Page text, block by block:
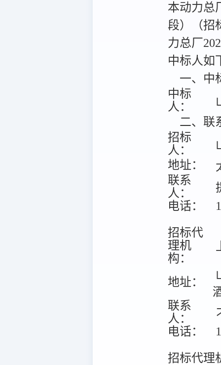
本动力总
段）（招
力总厂
中标人如
一、中
中标
人：
二、联
招标
人：
地址：
联系
人：
电话：
招标代
理机
构：
地址：
联系
人：
电话：
招标代理